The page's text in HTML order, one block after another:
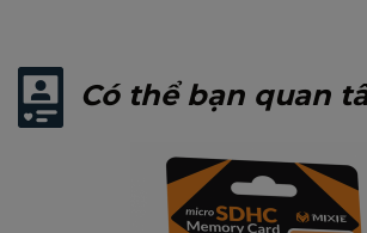
tại link sau:
https://bit.ly/
Có thể bạn quan